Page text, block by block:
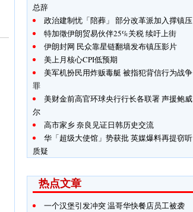
总辞
政治建制忧「陪葬」 部分改革派加入撑镇压
特加徵伊朗贸易伙伴25%关税 续吁上街
伊朗封网 民众靠星链翻墙发布镇压影片
美上月核心CPI低预期
美军机扮民用炸贩毒艇 被指犯背信行为战争
罪
美财金前高官环球央行行长各联署 声援鲍威
尔
高市家乡 奈良见证日韩历史交流
华「超级大使馆」势获批 英媒爆料再提窃听
质疑
热点文章
一个汉堡引发冲突 温哥华快餐店员工被袭